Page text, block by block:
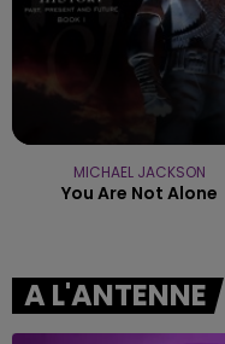
MICHAEL JACKSON
You Are Not Alone
A L'ANTENNE